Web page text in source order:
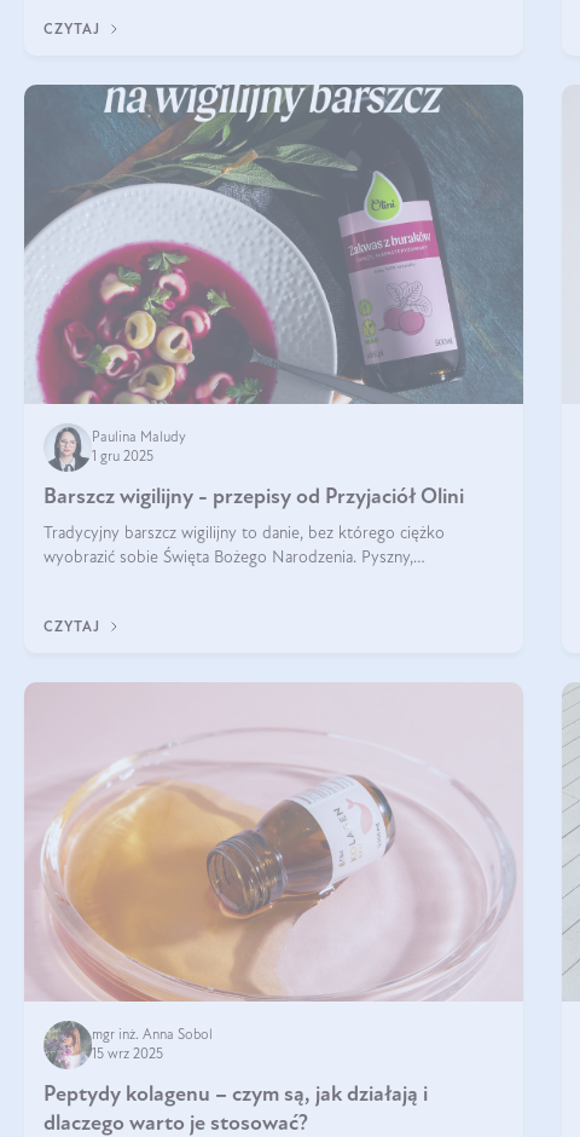
etapie życia.
CZYTAJ
Paulina Maludy
1 gru 2025
Barszcz wigilijny - przepisy od Przyjaciół Olini
Tradycyjny barszcz wigilijny to danie, bez którego ciężko
wyobrazić sobie Święta Bożego Narodzenia. Pyszny,
CZYTAJ
mgr inż. Anna Sobol
15 wrz 2025
Peptydy kolagenu – czym są, jak działają i
dlaczego warto je stosować?